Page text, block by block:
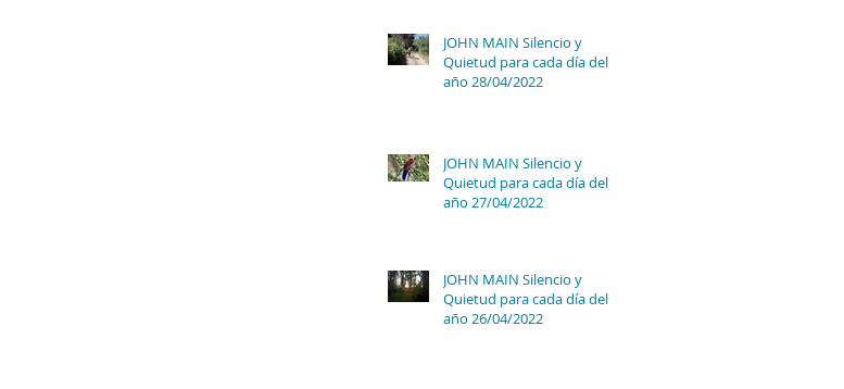
JOHN MAIN Silencio y
Quietud para cada día del
año 28/04/2022
JOHN MAIN Silencio y
Quietud para cada día del
año 27/04/2022
JOHN MAIN Silencio y
Quietud para cada día del
año 26/04/2022